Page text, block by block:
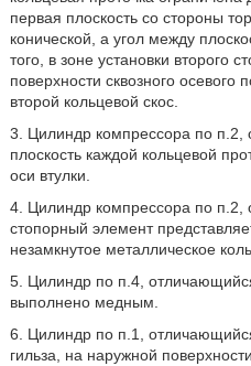
первая плоскость со стороны
конической, а угол между
того, в зоне установки второго
поверхности сквозного осевого
второй кольцевой скос.
3. Цилиндр компрессора по п.2,
плоскость каждой кольцевой
оси втулки.
4. Цилиндр компрессора по
стопорный элемент
незамкнутое металлическое
5. Цилиндр по п.4,
выполнено медным.
6. Цилиндр по п.1,
гильза, на наружной